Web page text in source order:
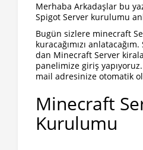
Merhaba Arkadaşlar bu
Spigot Server kurulumu
Bugün sizlere minecraft
kuracağımızı
dan Minecraft Server
panelimize giriş
mail adresinize otomatik
Minecraft
Kurulumu